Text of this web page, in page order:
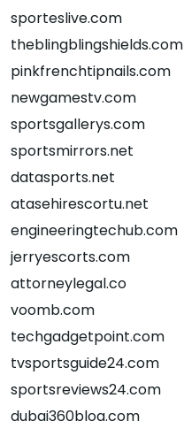
sporteslive.com
theblingblingshields.com
pinkfrenchtipnails.com
newgamestv.com
sportsgallerys.com
sportsmirrors.net
datasports.net
atasehirescortu.net
engineeringtechub.com
jerryescorts.com
attorneylegal.co
voomb.com
techgadgetpoint.com
tvsportsguide24.com
sportsreviews24.com
dubai360blog.com